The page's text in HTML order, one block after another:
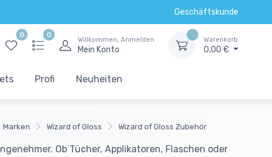
Geschäftskunde
0 0
Willkommen, Anmelden
Mein Konto
Warenkorb
0,00 €
Profi Neuheiten
Marken Wizard of Gloss Wizard of Gloss Zubehör
Ob Tücher, Applikatoren, Flaschen oder